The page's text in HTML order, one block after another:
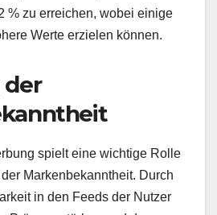
% zu erreichen, wobei einige
Werte erzielen können.
der
spielt eine wichtige Rolle
Markenbekanntheit. Durch
in den Feeds der Nutzer